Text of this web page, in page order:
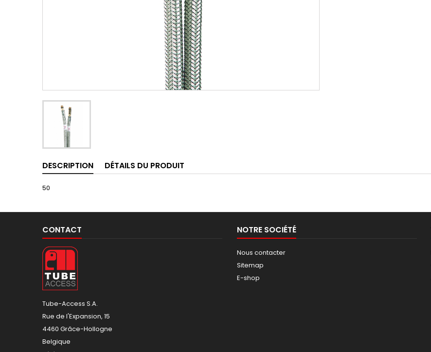
DESCRIPTION DÉTAILS DU PRODUIT
50
CONTACT
Tube-Access S.A.
Rue de l'Expansion, 15
4460 Grâce-Hollogne
Belgique
NOTRE SOCIÉTÉ
Nous contacter
Sitemap
E-shop